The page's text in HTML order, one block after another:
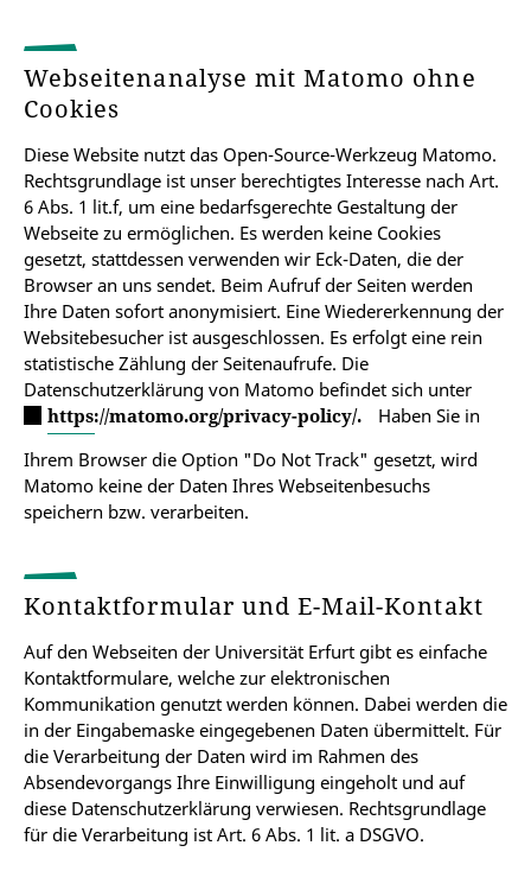
Webseitenanalyse mit Matomo ohne
Cookies
Diese Website nutzt das Open-Source-Werkzeug Matomo.
Rechtsgrundlage ist unser berechtigtes Interesse nach Art.
6 Abs. 1 lit.f, um eine bedarfsgerechte Gestaltung der
Webseite zu ermöglichen. Es werden keine Cookies
gesetzt, stattdessen verwenden wir Eck-Daten, die der
Browser an uns sendet. Beim Aufruf der Seiten werden
Ihre Daten sofort anonymisiert. Eine Wiedererkennung der
Websitebesucher ist ausgeschlossen. Es erfolgt eine rein
statistische Zählung der Seitenaufrufe. Die
Datenschutzerklärung von Matomo befindet sich unter
https://matomo.org/privacy-policy/.
Haben Sie in
Ihrem Browser die Option "Do Not Track" gesetzt, wird
Matomo keine der Daten Ihres Webseitenbesuchs
speichern bzw. verarbeiten.
Kontaktformular und E-Mail-Kontakt
Auf den Webseiten der Universität Erfurt gibt es einfache
Kontaktformulare, welche zur elektronischen
Kommunikation genutzt werden können. Dabei werden die
in der Eingabemaske eingegebenen Daten übermittelt. Für
die Verarbeitung der Daten wird im Rahmen des
Absendevorgangs Ihre Einwilligung eingeholt und auf
diese Datenschutzerklärung verwiesen. Rechtsgrundlage
für die Verarbeitung ist Art. 6 Abs. 1 lit. a DSGVO.